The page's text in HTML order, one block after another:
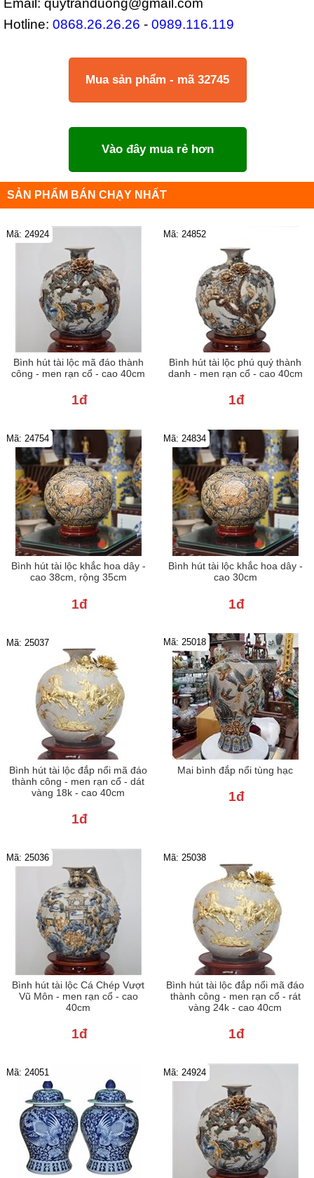
Hotline: 0868.26.26.26 - 0989.116.119
Mua sản phẩm - mã 32745
Vào đây mua rẻ hơn
SẢN PHẨM BÁN CHẠY NHẤT
Bình hút tài lộc mã đáo thành
công - men rạn cổ - cao 40cm
Mã: 24924
1đ
Bình hút tài lộc phú quý thành
danh - men rạn cổ - cao 40cm
Mã: 24852
1đ
Bình hút tài lộc khắc hoa dây -
cao 38cm, rộng 35cm
Mã: 24754
1đ
Bình hút tài lộc khắc hoa dây -
cao 30cm
Mã: 24834
1đ
Bình hút tài lộc đắp nổi mã đáo
thành công - men rạn cổ - dát
vàng 18k - cao 40cm
Mã: 25037
1đ
Mai bình đắp nổi tùng hạc
Mã: 25018
1đ
Bình hút tài lộc Cá Chép Vượt
Vũ Môn - men rạn cổ - cao
40cm
Mã: 25036
1đ
Bình hút tài lộc đắp nổi mã đáo
thành công - men rạn cổ - rát
vàng 24k - cao 40cm
Mã: 25038
1đ
Mã: 24051 Mã: 24924